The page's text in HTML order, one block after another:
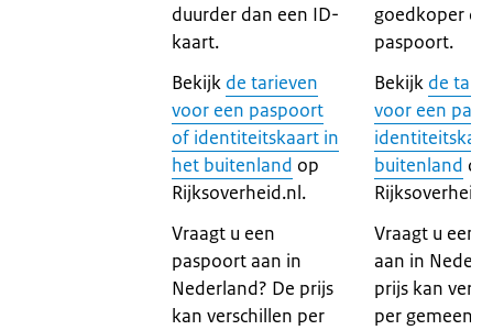
duurder dan een ID-
kaart.
Bekijk de tarieven
voor een paspoort
of identiteitskaart in
het buitenland op
Rijksoverheid.nl.
Vraagt u een
paspoort aan in
Nederland? De prijs
kan verschillen per
goedkoper
paspoort.
Bekijk de
voor een
buitenland op
Vraagt u een
aan in
prijs kan
per gemeente.